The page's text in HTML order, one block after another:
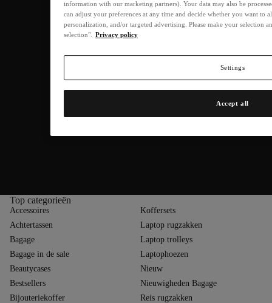
Harde koffers met 4 wielen – stevig en betrouwbaar
voor de juiste oplossing. Deze modellen zijn vaak gemaakt van
Top categorieën
Accessoires
Achtertassen
Bagage
Bagage in de sale
Beautycases
Bestsellers
Bijouteriekoffer
Koffersets
Laptop rugzakken
Laptop trolleys
Laptophoezen
Nieuw
Nieuwigheden Bagage
Reis rugzakken
information with our marketing partners). Your data may also be
can adjust your preferences at any time and decide whether you want to
personalization, and/or targeted advertising. Please make your
selection". Privacy policy
Settings
Accept all